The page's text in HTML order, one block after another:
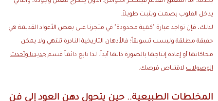
يدخل القلوب بصمت ويثبت طويلاً.
لذلك، فإن تواجد عبارة "كمية محدودة" في متجرنا على بعض الأعواد القديمة هي
حقيقة مطلقة وليست تسويقاً؛ فالأدهان التاريخية النادرة تنتهي ولا يمكن
محاكاتها أو إعادة إنتاجها بالصورة ذاتها أبداً، لذا تابع دائماً قسم جديدنا وأحدث
الوصولات لاقتناص فرصك.
المخلطات الطبيعية.. حين يتحول دهن العود إلى فن